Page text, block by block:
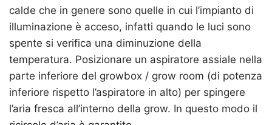
calde che in genere sono quelle in cui l’impianto di
illuminazione è acceso, infatti quando le luci sono
spente si verifica una diminuzione della
temperatura. Posizionare un aspiratore assiale nella
parte inferiore del growbox / grow room (di potenza
inferiore rispetto l’aspiratore in alto) per spingere
l’aria fresca all’interno della grow. In questo modo il